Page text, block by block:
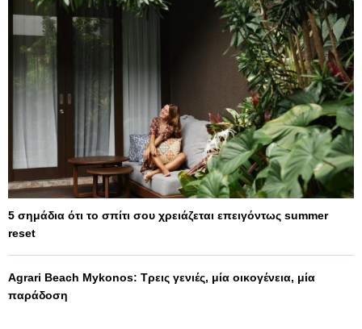
5 σημάδια ότι το σπίτι σου χρειάζεται επειγόντως summer
reset
Agrari Beach Mykonos: Τρεις γενιές, μία οικογένεια, μία
παράδοση